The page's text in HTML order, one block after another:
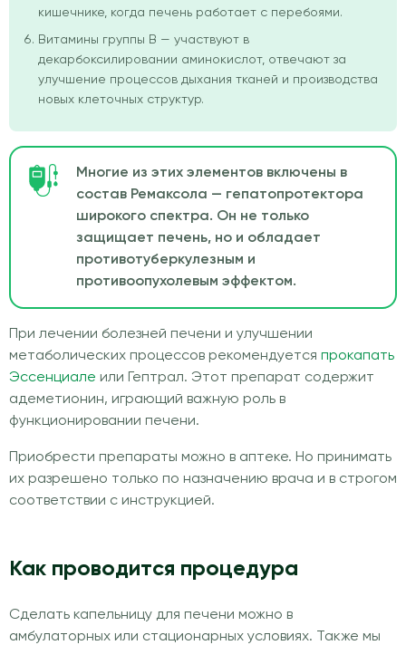
кишечнике, когда печень работает с перебоями.
Витамины группы В — участвуют в
декарбоксилировании аминокислот, отвечают за
улучшение процессов дыхания тканей и производства
новых клеточных структур.
Многие из этих элементов включены в
состав Ремаксола — гепатопротектора
широкого спектра. Он не только
защищает печень, но и обладает
противотуберкулезным и
противоопухолевым эффектом.
При лечении болезней печени и улучшении
метаболических процессов рекомендуется прокапать
Эссенциале или Гептрал. Этот препарат содержит
адеметионин, играющий важную роль в
функционировании печени.
Приобрести препараты можно в аптеке. Но принимать
их разрешено только по назначению врача и в строгом
соответствии с инструкцией.
Как проводится процедура
Сделать капельницу для печени можно в
амбулаторных или стационарных условиях. Также мы